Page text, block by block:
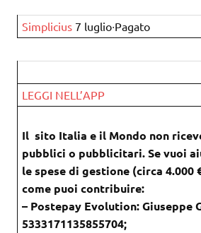
Simplicius 7 luglio∙Pagato
LEGGI NELL’APP
Il sito Italia e il Mondo non
pubblici o pubblicitari. Se vuoi
le spese di gestione (circa 4.000
come puoi contribuire:
– Postepay Evolution: Giuseppe
5333171135855704;